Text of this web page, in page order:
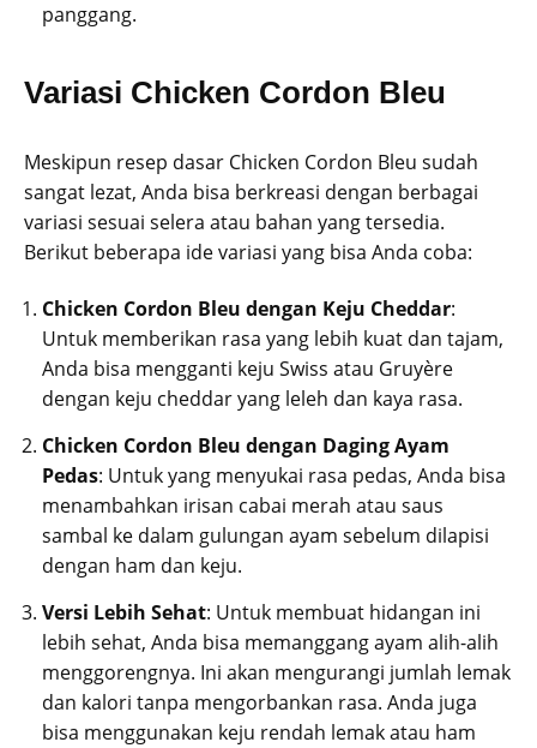
panggang.
Variasi Chicken Cordon Bleu
Meskipun resep dasar Chicken Cordon Bleu sudah
sangat lezat, Anda bisa berkreasi dengan berbagai
variasi sesuai selera atau bahan yang tersedia.
Berikut beberapa ide variasi yang bisa Anda coba:
Chicken Cordon Bleu dengan Keju Cheddar:
Untuk memberikan rasa yang lebih kuat dan tajam,
Anda bisa mengganti keju Swiss atau Gruyère
dengan keju cheddar yang leleh dan kaya rasa.
Chicken Cordon Bleu dengan Daging Ayam
Pedas: Untuk yang menyukai rasa pedas, Anda bisa
menambahkan irisan cabai merah atau saus
sambal ke dalam gulungan ayam sebelum dilapisi
dengan ham dan keju.
Versi Lebih Sehat: Untuk membuat hidangan ini
lebih sehat, Anda bisa memanggang ayam alih-alih
menggorengnya. Ini akan mengurangi jumlah lemak
dan kalori tanpa mengorbankan rasa. Anda juga
bisa menggunakan keju rendah lemak atau ham